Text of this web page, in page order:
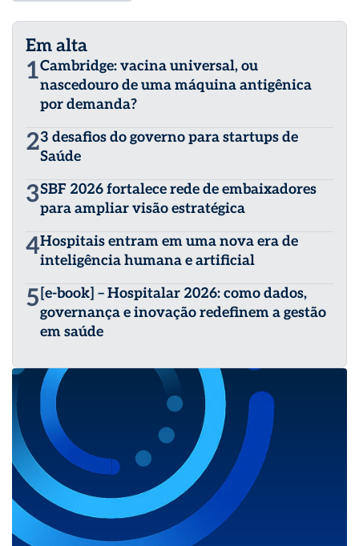
Em alta
1Cambridge: vacina universal, ou
nascedouro de uma máquina antigênica
por demanda?
23 desafios do governo para startups de
Saúde
3SBF 2026 fortalece rede de embaixadores
para ampliar visão estratégica
4Hospitais entram em uma nova era de
inteligência humana e artificial
5 [e-book] – Hospitalar 2026: como dados,
governança e inovação redefinem a gestão
em saúde